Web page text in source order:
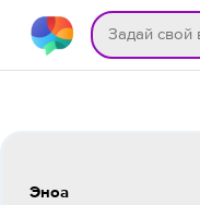
Эноа